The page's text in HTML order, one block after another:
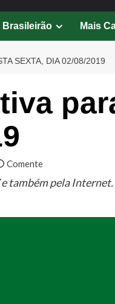
Brasileirão Mais
SEXTA, DIA 02/08/2019
Comente
também pela